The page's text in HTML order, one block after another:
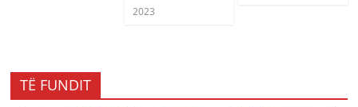
2023
TË FUNDIT